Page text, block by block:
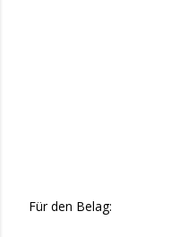
Für den Belag: